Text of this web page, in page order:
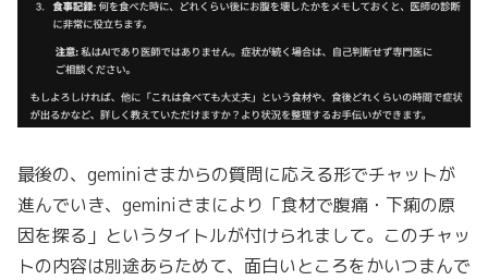
最後の、geminiさまからの質問に応える形でチャットが
進んでいき、geminiさまにより「食材で腹痛・下痢の原
因を探る」というタイトルが付けられまして。このチャッ
トの内容は別途あらためて、面白いところをかいつまんで